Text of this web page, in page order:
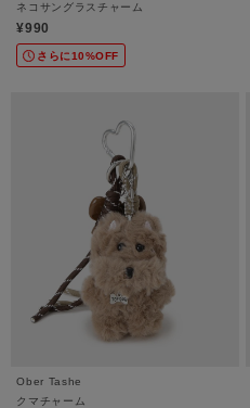
ネコサングラスチャーム
¥990
さらに10%OFF
Ober Tashe
クマチャーム